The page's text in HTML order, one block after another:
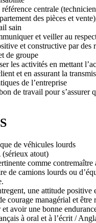
centrale
des pièces et
sain
et veiller au
et constructive par des
de groupe
les activités en mettant
et en assurant la
de l’entreprise
de travail pour s’assurer
de véhicules lourds
atout)
comme contremaître
de camions lourds ou
une attitude positive
courage managérial et être
et avoir une bonne
à oral et à l’écrit /